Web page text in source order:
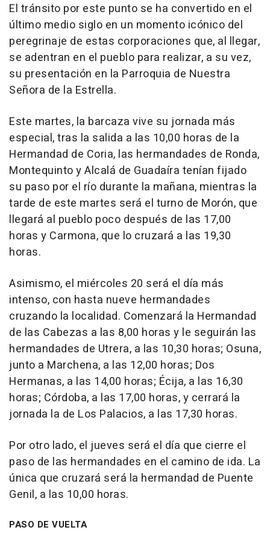
El tránsito por este punto se ha convertido en el
último medio siglo en un momento icónico del
peregrinaje de estas corporaciones que, al llegar,
se adentran en el pueblo para realizar, a su vez,
su presentación en la Parroquia de Nuestra
Señora de la Estrella.
Este martes, la barcaza vive su jornada más
especial, tras la salida a las 10,00 horas de la
Hermandad de Coria, las hermandades de Ronda,
Montequinto y Alcalá de Guadaíra tenían fijado
su paso por el río durante la mañana, mientras la
tarde de este martes será el turno de Morón, que
llegará al pueblo poco después de las 17,00
horas y Carmona, que lo cruzará a las 19,30
horas.
Asimismo, el miércoles 20 será el día más
intenso, con hasta nueve hermandades
cruzando la localidad. Comenzará la Hermandad
de las Cabezas a las 8,00 horas y le seguirán las
hermandades de Utrera, a las 10,30 horas; Osuna,
junto a Marchena, a las 12,00 horas; Dos
Hermanas, a las 14,00 horas; Écija, a las 16,30
horas; Córdoba, a las 17,00 horas, y cerrará la
jornada la de Los Palacios, a las 17,30 horas.
Por otro lado, el jueves será el día que cierre el
paso de las hermandades en el camino de ida. La
única que cruzará será la hermandad de Puente
Genil, a las 10,00 horas.
PASO DE VUELTA